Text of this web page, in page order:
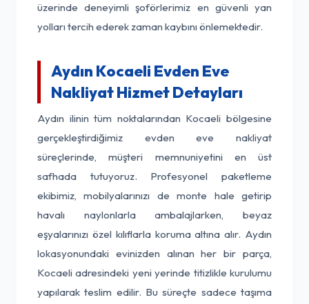
üzerinde deneyimli şoförlerimiz en güvenli yan
yolları tercih ederek zaman kaybını önlemektedir.
Aydın Kocaeli Evden Eve
Nakliyat Hizmet Detayları
Aydın ilinin tüm noktalarından Kocaeli bölgesine
gerçekleştirdiğimiz evden eve nakliyat
süreçlerinde, müşteri memnuniyetini en üst
safhada tutuyoruz. Profesyonel paketleme
ekibimiz, mobilyalarınızı de monte hale getirip
havalı naylonlarla ambalajlarken, beyaz
eşyalarınızı özel kılıflarla koruma altına alır. Aydın
lokasyonundaki evinizden alınan her bir parça,
Kocaeli adresindeki yeni yerinde titizlikle kurulumu
yapılarak teslim edilir. Bu süreçte sadece taşıma